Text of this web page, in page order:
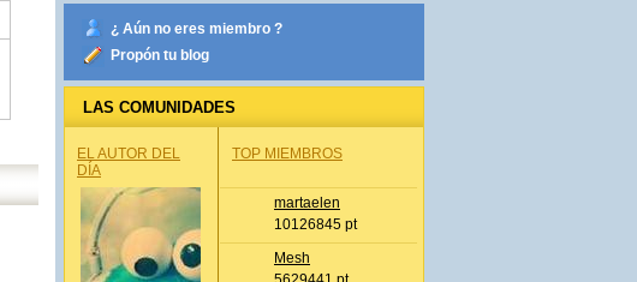
¿ Aún no eres miembro ?
Propón tu blog
LAS COMUNIDADES
EL AUTOR DEL
DÍA
TOP MIEMBROS
martaelen
10126845 pt
Mesh